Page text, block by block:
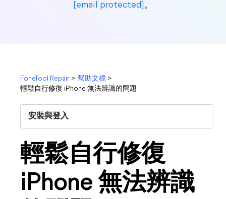
[email protected]。
FoneTool Repair > 幫助文檔 >
輕鬆自行修復 iPhone 無法辨識的問題
安裝與登入
輕鬆自行修復
iPhone 無法辨識